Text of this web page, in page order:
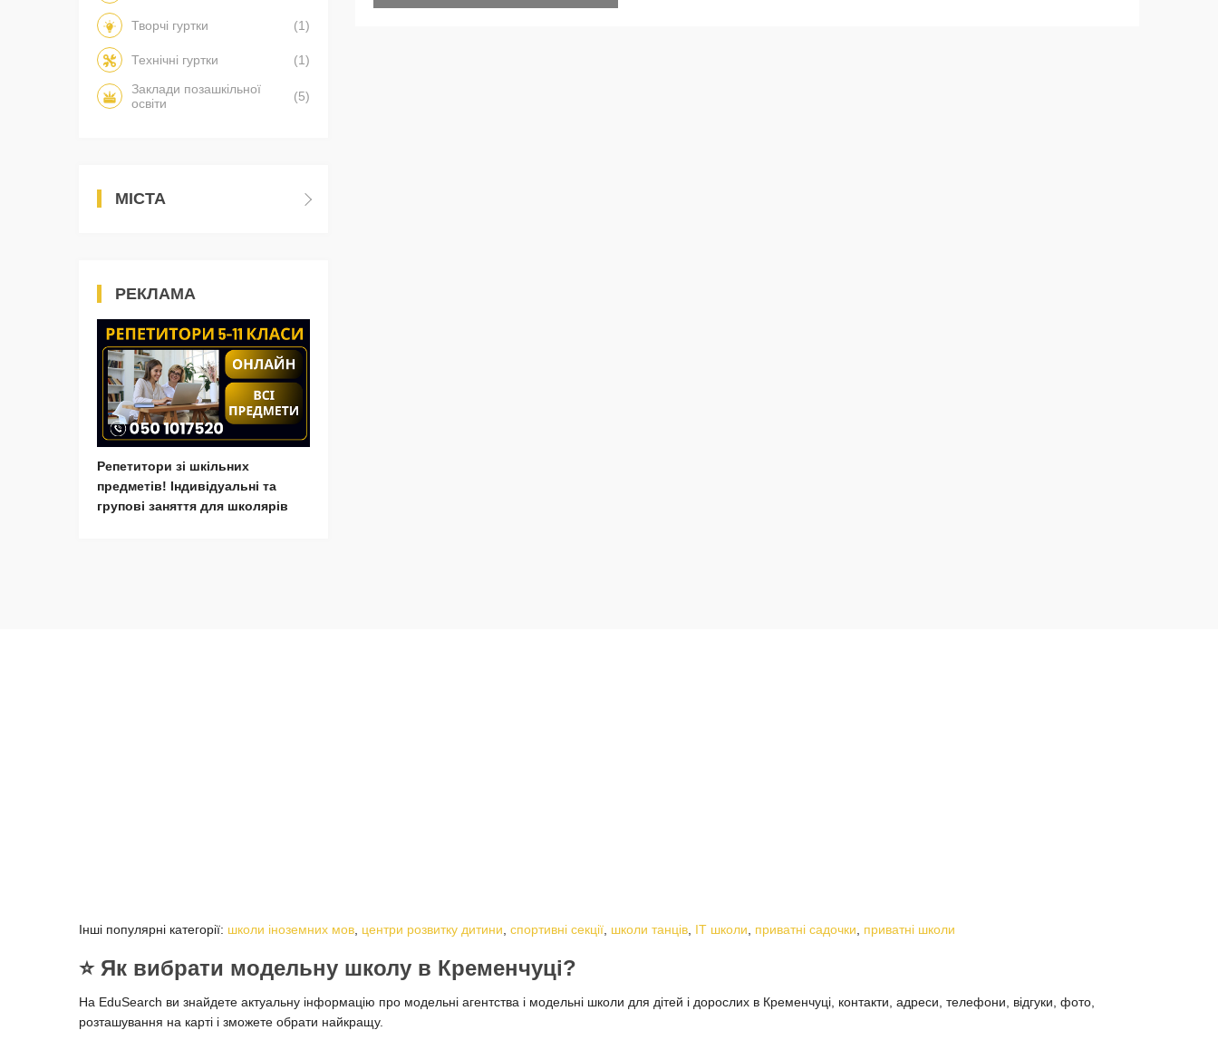
Творчі гуртки (1)
Технічні гуртки
(1)
Заклади позашкільної
освіти
(5)
МІСТА
РЕКЛАМА
Репетитори зі шкільних
предметів! Індивідуальні та
групові заняття для школярів
Інші популярні категорії: школи іноземних мов центри розвитку дитини спортивні секції школи танців ІТ школи приватні садочки приватні школи
⭐️ Як вибрати модельну школу в Кременчуці?
На EduSearch ви знайдете актуальну інформацію про модельні агентства і модельні школи для дітей і дорослих в Кременчуці, контакти, адреси, телефони, відгуки, фото,
розташування на карті і зможете обрати найкращу.